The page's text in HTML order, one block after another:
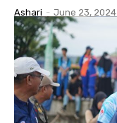
Ashari - June 23, 2024